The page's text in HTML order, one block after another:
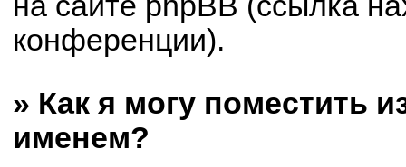
конференции).
» Как я могу поместить
именем?